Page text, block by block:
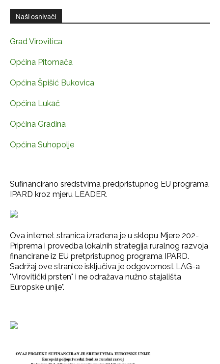
Naši osnivači
Grad Virovitica
Općina Pitomača
Općina Špišić Bukovica
Općina Lukač
Općina Gradina
Općina Suhopolje
Sufinancirano sredstvima predpristupnog EU programa
IPARD kroz mjeru LEADER.
Ova internet stranica izrađena je u sklopu Mjere 202-
Priprema i provedba lokalnih strategija ruralnog razvoja
financirane iz EU pretpristupnog programa IPARD.
Sadržaj ove stranice isključiva je odgovornost LAG-a
"Virovitički prsten" i ne odražava nužno stajališta
Europske unije".